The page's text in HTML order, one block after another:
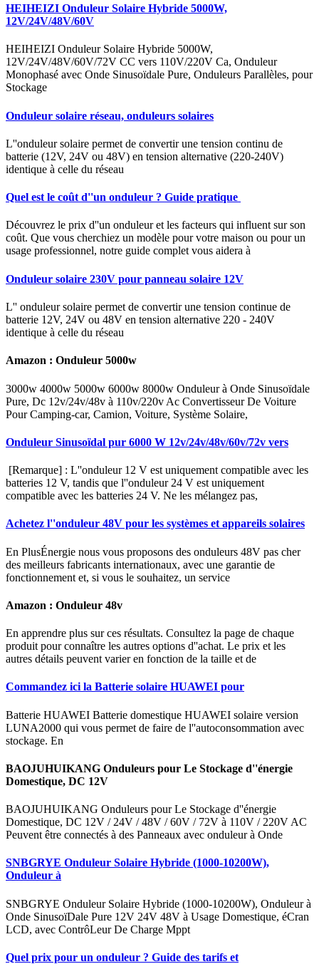
HEIHEIZI Onduleur Solaire Hybride 5000W,
12V/24V/48V/60V
HEIHEIZI Onduleur Solaire Hybride 5000W,
12V/24V/48V/60V/72V CC vers 110V/220V Ca, Onduleur
Monophasé avec Onde Sinusoïdale Pure, Onduleurs Parallèles, pour
Stockage
Onduleur solaire réseau, onduleurs solaires
L''onduleur solaire permet de convertir une tension continu de
batterie (12V, 24V ou 48V) en tension alternative (220-240V)
identique à celle du réseau
Quel est le coût d''un onduleur ? Guide pratique ️
Découvrez le prix d''un onduleur et les facteurs qui influent sur son
coût. Que vous cherchiez un modèle pour votre maison ou pour un
usage professionnel, notre guide complet vous aidera à
Onduleur solaire 230V pour panneau solaire 12V
L'' onduleur solaire permet de convertir une tension continue de
batterie 12V, 24V ou 48V en tension alternative 220 - 240V
identique à celle du réseau
Amazon : Onduleur 5000w
3000w 4000w 5000w 6000w 8000w Onduleur à Onde Sinusoïdale
Pure, Dc 12v/24v/48v à 110v/220v Ac Convertisseur De Voiture
Pour Camping-car, Camion, Voiture, Système Solaire,
Onduleur Sinusoïdal pur 6000 W 12v/24v/48v/60v/72v vers
️ [Remarque] : L''onduleur 12 V est uniquement compatible avec les
batteries 12 V, tandis que l''onduleur 24 V est uniquement
compatible avec les batteries 24 V. Ne les mélangez pas,
Achetez l''onduleur 48V pour les systèmes et appareils solaires
En PlusÉnergie nous vous proposons des onduleurs 48V pas cher
des meilleurs fabricants internationaux, avec une garantie de
fonctionnement et, si vous le souhaitez, un service
Amazon : Onduleur 48v
En apprendre plus sur ces résultats. Consultez la page de chaque
produit pour connaître les autres options d''achat. Le prix et les
autres détails peuvent varier en fonction de la taille et de
Commandez ici la Batterie solaire HUAWEI pour
Batterie HUAWEI Batterie domestique HUAWEI solaire version
LUNA2000 qui vous permet de faire de l''autoconsommation avec
stockage. En
BAOJUHUIKANG Onduleurs pour Le Stockage d''énergie
Domestique, DC 12V
BAOJUHUIKANG Onduleurs pour Le Stockage d''énergie
Domestique, DC 12V / 24V / 48V / 60V / 72V à 110V / 220V AC
Peuvent être connectés à des Panneaux avec onduleur à Onde
SNBGRYE Onduleur Solaire Hybride (1000-10200W),
Onduleur à
SNBGRYE Onduleur Solaire Hybride (1000-10200W), Onduleur à
Onde SinusoïDale Pure 12V 24V 48V à Usage Domestique, éCran
LCD, avec ContrôLeur De Charge Mppt
Quel prix pour un onduleur ? Guide des tarifs et